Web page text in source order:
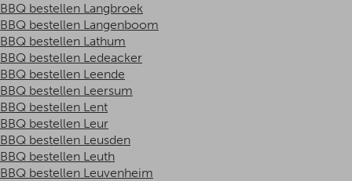
BBQ bestellen Langbroek
BBQ bestellen Langenboom
BBQ bestellen Lathum
BBQ bestellen Ledeacker
BBQ bestellen Leende
BBQ bestellen Leersum
BBQ bestellen Lent
BBQ bestellen Leur
BBQ bestellen Leusden
BBQ bestellen Leuth
BBQ bestellen Leuvenheim